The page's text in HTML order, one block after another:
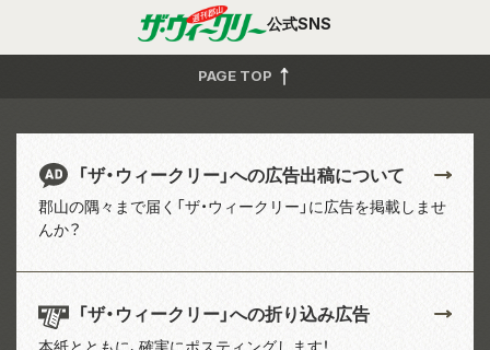
公式SNS
PAGE TOP
「ザ・ウィークリー」への広告出稿について
郡山の隅々まで届く「ザ・ウィークリー」に広告を掲載しませ
んか？
「ザ・ウィークリー」への折り込み広告
本紙とともに、確実にポスティングします！